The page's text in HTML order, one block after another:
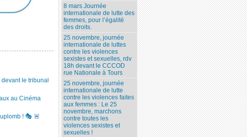
devant le tribunal
au Cinéma
! 🎭️ 🚨
8 mars Journée
internationale de lutte des
femmes, pour l’égalité
des droits.
25 novembre, journée
internationale de luttes
contre les violences
sexistes et sexuelles, rdv
18h devant le CCCOD
rue Nationale à Tours
25 novembre, journée
internationale de lutte
contre les violences faites
aux femmes : Le 25
novembre, marchons
contre toutes les
violences sexistes et
sexuelles !